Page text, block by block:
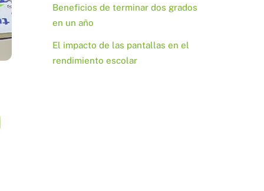
Beneficios de terminar dos grados
en un año
El impacto de las pantallas en el
rendimiento escolar